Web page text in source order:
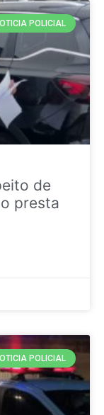
POLICIAL
de
presta
POLICIAL